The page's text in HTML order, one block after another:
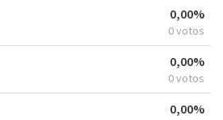
0,00%
0 votos
0,00%
0 votos
0,00%